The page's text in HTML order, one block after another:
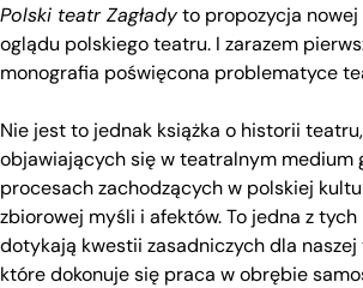
Polski teatr Zagładyto propozycja
oglądu polskiego teatru. I zarazem
monografia poświęcona problematyce
Nie jest to jednak książka o historii
objawiających się w teatralnym medium
procesach zachodzących w polskiej
zbiorowej myśli i afektów. To jedna z
dotykają kwestii zasadniczych dla
które dokonuje się praca w obrębie